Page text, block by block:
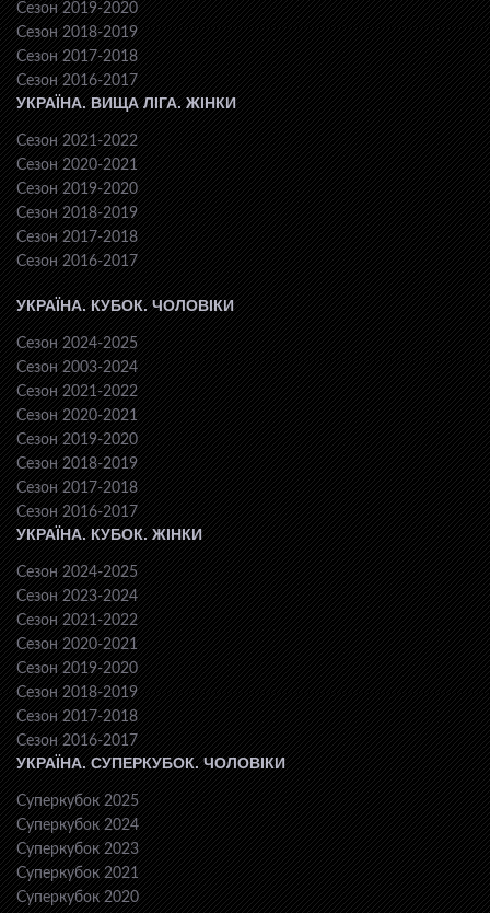
Сезон 2019-2020
Сезон 2018-2019
Сезон 2017-2018
Сезон 2016-2017
УКРАЇНА. ВИЩА ЛІГА. ЖІНКИ
Сезон 2021-2022
Сезон 2020-2021
Сезон 2019-2020
Сезон 2018-2019
Сезон 2017-2018
Сезон 2016-2017
УКРАЇНА. КУБОК. ЧОЛОВІКИ
Сезон 2024-2025
Сезон 2003-2024
Сезон 2021-2022
Сезон 2020-2021
Сезон 2019-2020
Сезон 2018-2019
Сезон 2017-2018
Сезон 2016-2017
УКРАЇНА. КУБОК. ЖІНКИ
Сезон 2024-2025
Сезон 2023-2024
Сезон 2021-2022
Сезон 2020-2021
Сезон 2019-2020
Сезон 2018-2019
Сезон 2017-2018
Сезон 2016-2017
УКРАЇНА. СУПЕРКУБОК. ЧОЛОВІКИ
Суперкубок 2025
Суперкубок 2024
Суперкубок 2023
Суперкубок 2021
Суперкубок 2020